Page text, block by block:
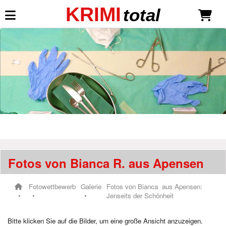
Mein KRIMI total
Anmelden
Neu registrieren
Krimispiele
Liste der Mottos / Themen
Unsere Krimidinner Neuheiten
Die Seele des Mammuttals
Der Duft des Mordes
KRIMItotal
Fotos von Bianca R. aus Apensen
Fotowettbewerb Galerie Fotos von Bianca aus Apensen:
Jenseits der Schönheit
Bitte klicken Sie auf die Bilder, um eine große Ansicht anzuzeigen.